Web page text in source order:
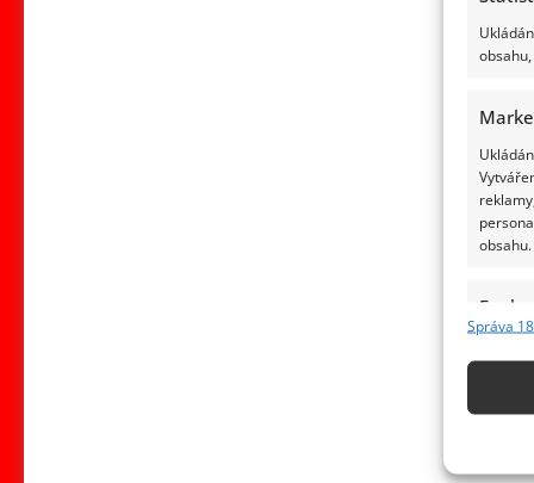
obsahu.
Funkce
Správa